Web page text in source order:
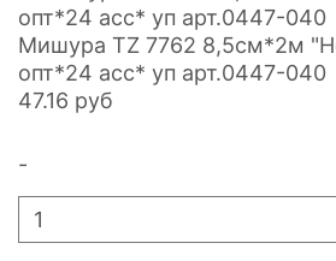
Мишура TZ 7762 8,5см*2м
опт*24 асс* уп арт.0447-040
47.16 руб
-